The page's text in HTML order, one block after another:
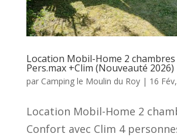
Location Mobil-Home 2
Pers.max +Clim (Nouveauté 2026)
par Camping le Moulin du Roy| 16
Location Mobil-Home 2
Confort avec Clim 4